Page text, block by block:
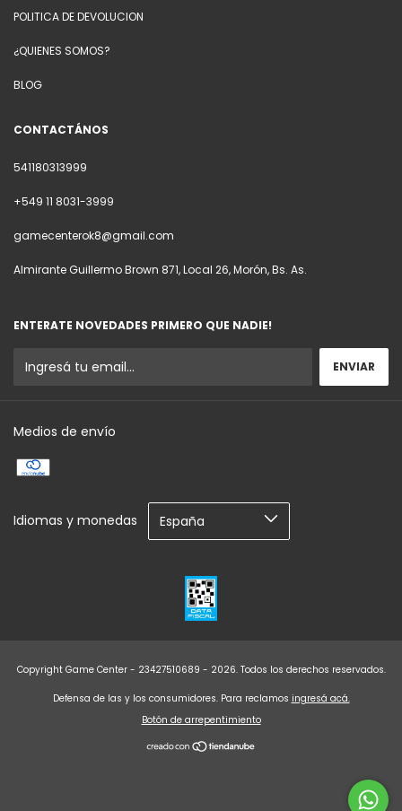
POLITICA DE DEVOLUCION
¿QUIENES SOMOS?
BLOG
CONTACTÁNOS
541180313999
+549 11 8031-3999
gamecenterok8@gmail.com
Almirante Guillermo Brown 871, Local 26, Morón, Bs. As.
ENTERATE NOVEDADES PRIMERO QUE NADIE!
Medios de envío
Idiomas y monedas
Copyright Game Center - 23427510689 - 2026. Todos los derechos reservados.
Defensa de las y los consumidores. Para reclamos ingresá acá.
Botón de arrepentimiento